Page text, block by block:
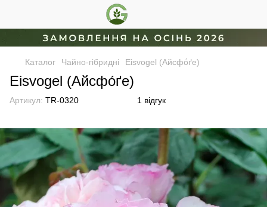
Каталог Чайно-гібридні Eisvogel (Айсфо́ґе)
Eisvogel (Айсфо́ґе)
Артикул: TR-0320 1 відгук